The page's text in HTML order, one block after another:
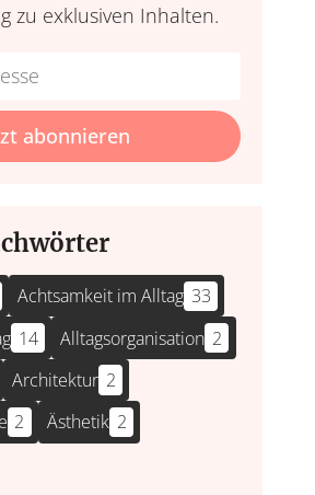
zu exklusiven Inhalten.
abonnieren
Achtsamkeit im Alltag 33
14 Alltagsorganisation 2
Architektur 2
2 Ästhetik 2